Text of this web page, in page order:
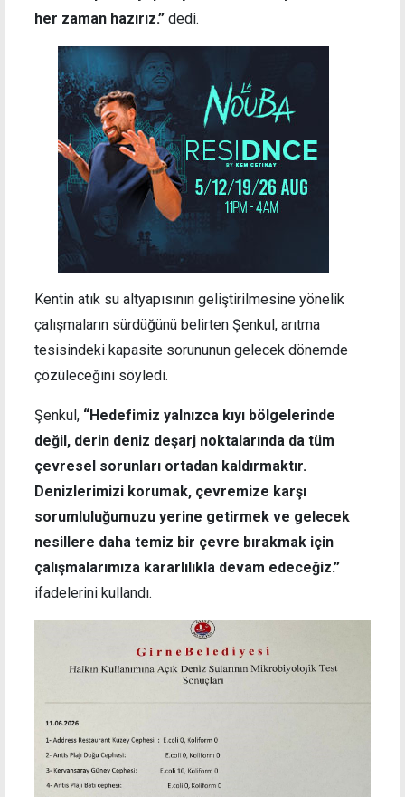
her zaman hazırız.” dedi.
Kentin atık su altyapısının geliştirilmesine yönelik
çalışmaların sürdüğünü belirten Şenkul, arıtma
tesisindeki kapasite sorununun gelecek dönemde
çözüleceğini söyledi.
Şenkul, “Hedefimiz yalnızca kıyı bölgelerinde
değil, derin deniz deşarj noktalarında da tüm
çevresel sorunları ortadan kaldırmaktır.
Denizlerimizi korumak, çevremize karşı
sorumluluğumuzu yerine getirmek ve gelecek
nesillere daha temiz bir çevre bırakmak için
çalışmalarımıza kararlılıkla devam edeceğiz.”
ifadelerini kullandı.